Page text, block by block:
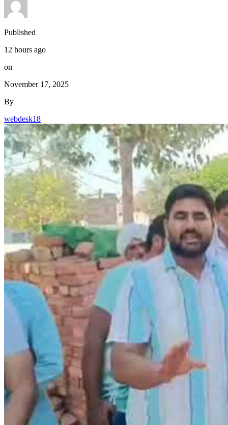
Published
12 hours ago
on
November 17, 2025
By
webdesk18